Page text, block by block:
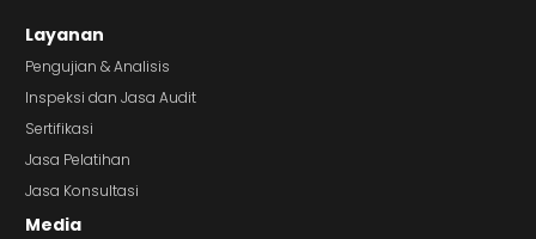
Layanan
Pengujian & Analisis
Inspeksi dan Jasa Audit
Sertifikasi
Jasa Pelatihan
Jasa Konsultasi
Media